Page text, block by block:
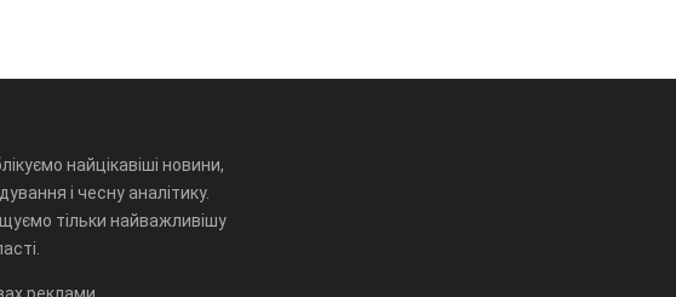
найцікавіші новини,
і чесну аналітику.
тільки найважливішу